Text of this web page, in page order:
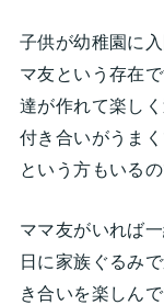
子供が幼稚園に
マ友という存在
達が作れて楽し
付き合いがうま
という方もいる
ママ友がいれば
日に家族ぐるみ
き合いを楽しん